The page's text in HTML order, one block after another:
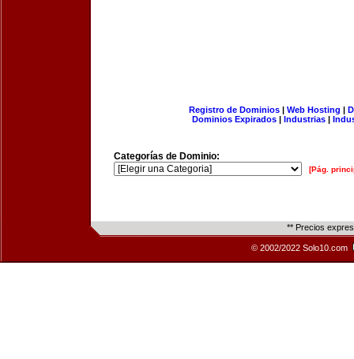
Registro de Dominios| Web Hosting |
Dominios Expirados | Industrias |
Categorías de Dominio:
[Pág.
** Precios
© 2002/2022 Solo10.com